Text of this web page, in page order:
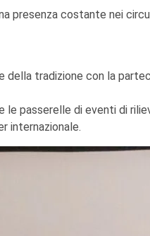
presenza costante nei
della tradizione con la
le passerelle di eventi di
internazionale.